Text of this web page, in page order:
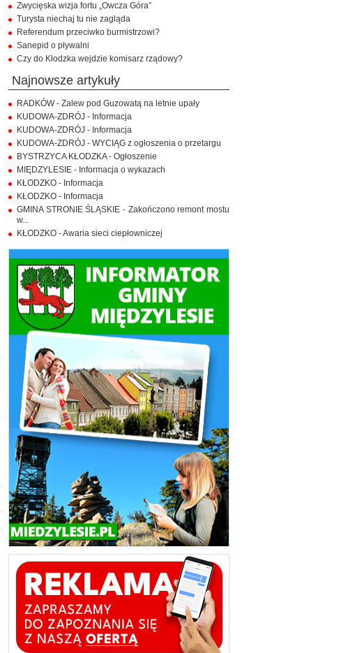
Zwycięska wizja fortu „Owcza Góra”
Turysta niechaj tu nie zagląda
Referendum przeciwko burmistrzowi?
Sanepid o pływalni
Czy do Kłodzka wejdzie komisarz rządowy?
najnowsze artykuły
RADKÓW - Zalew pod Guzowatą na letnie upały
KUDOWA-ZDRÓJ - Informacja
KUDOWA-ZDRÓJ - Informacja
KUDOWA-ZDRÓJ - WYCIĄG z ogłoszenia o przetargu
BYSTRZYCA KŁODZKA - Ogłoszenie
MIĘDZYLESIE - Informacja o wykazach
KŁODZKO - Informacja
KŁODZKO - Informacja
GMINA STRONIE ŚLĄSKIE - Zakończono remont mostu
w...
KŁODZKO - Awaria sieci ciepłowniczej